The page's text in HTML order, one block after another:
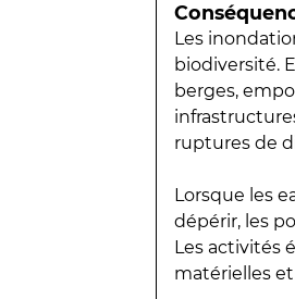
Les
biodiversité.
berges,
ruptures de
Lorsque les
dépérir, les
Les activités
matérielles